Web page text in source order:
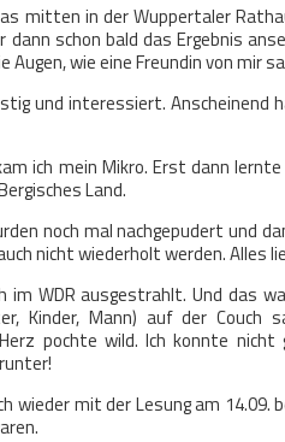
mitten in der Wuppertaler
schon bald das Ergebnis
wie eine Freundin von mir
und interessiert. Anscheinend
ich mein Mikro. Erst dann
Land.
noch mal nachgepudert und
nicht wiederholt werden. Alles
im WDR ausgestrahlt. Und das
Kinder, Mann) auf der
pochte wild. Ich konnte nicht
wieder mit der Lesung am 14.09.